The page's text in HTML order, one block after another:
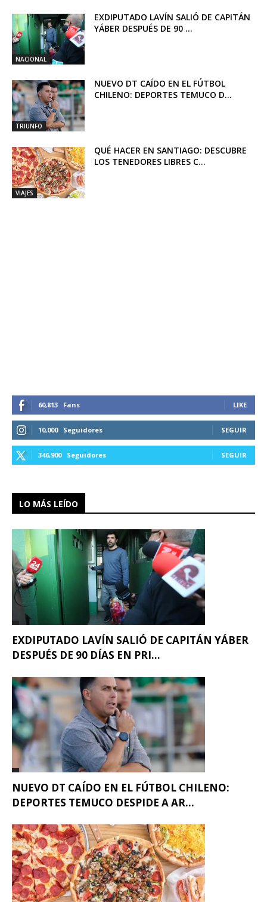
NACIONAL
EXDIPUTADO LAVÍN SALIÓ DE CAPITÁN
YÁBER DESPUÉS DE 90 ...
TRIUNFO
NUEVO DT CAÍDO EN EL FÚTBOL
CHILENO: DEPORTES TEMUCO D...
VIAJES
QUÉ HACER EN SANTIAGO: DESCUBRE
LOS TENEDORES LIBRES C...
60,813 Fans LIKE
10,000 Seguidores SEGUIR
346,900 Seguidores SEGUIR
LO MÁS LEÍDO
EXDIPUTADO LAVÍN SALIÓ DE CAPITÁN YÁBER
DESPUÉS DE 90 DÍAS EN PRI...
NUEVO DT CAÍDO EN EL FÚTBOL CHILENO:
DEPORTES TEMUCO DESPIDE A AR...